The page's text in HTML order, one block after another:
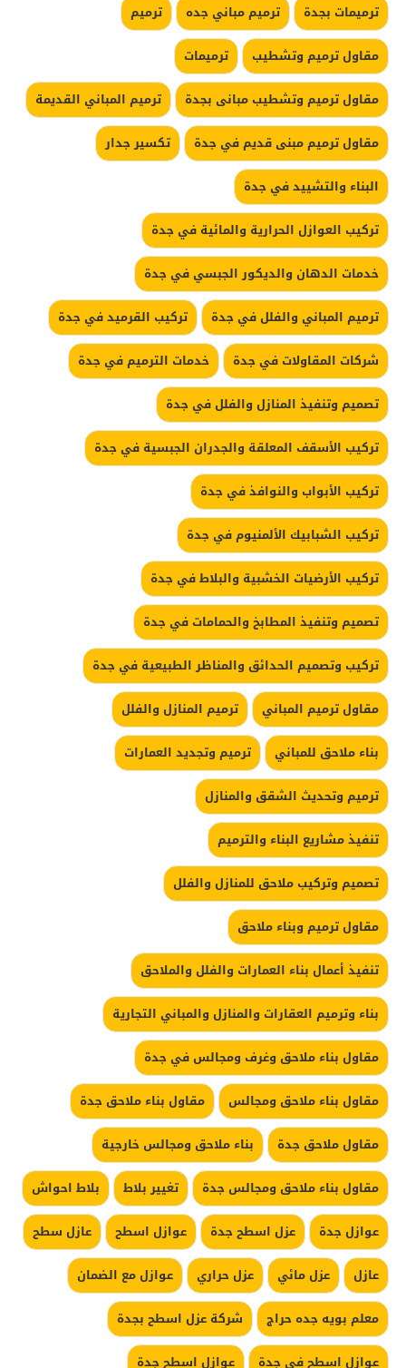
ترميمات بجدة
ترميم مباني جده
ترميم
مقاول ترميم وتشطيب
ترميمات
مقاول ترميم وتشطيب مبانى بجدة
ترميم المباني القديمة
مقاول ترميم مبنى قديم في جدة
تكسير جدار
البناء والتشييد في جدة
تركيب العوازل الحرارية والمائية في جدة
خدمات الدهان والديكور الجبسي في جدة
ترميم المباني والفلل في جدة
تركيب القرميد في جدة
شركات المقاولات في جدة
خدمات الترميم في جدة
تصميم وتنفيذ المنازل والفلل في جدة
تركيب الأسقف المعلقة والجدران الجبسية في جدة
تركيب الأبواب والنوافذ في جدة
تركيب الشبابيك الألمنيوم في جدة
تركيب الأرضيات الخشبية والبلاط في جدة
تصميم وتنفيذ المطابخ والحمامات في جدة
تركيب وتصميم الحدائق والمناظر الطبيعية في جدة
مقاول ترميم المباني
ترميم المنازل والفلل
بناء ملاحق للمباني
ترميم وتجديد العمارات
ترميم وتحديث الشقق والمنازل
تنفيذ مشاريع البناء والترميم
تصميم وتركيب ملاحق للمنازل والفلل
مقاول ترميم وبناء ملاحق
تنفيذ أعمال بناء العمارات والفلل والملاحق
بناء وترميم العقارات والمنازل والمباني التجارية
مقاول بناء ملاحق وغرف ومجالس في جدة
مقاول بناء ملاحق ومجالس
مقاول بناء ملاحق جدة
مقاول ملاحق جدة
بناء ملاحق ومجالس خارجية
مقاول بناء ملاحق ومجالس جدة
تغيير بلاط
بلاط احواش
عوازل جدة
عزل اسطح جدة عوازل اسطح
عازل سطح
عازل
عزل مائي عزل حراري
عوازل مع الضمان
معلم بويه جده حراج
شركة عزل اسطح بجدة
عوازل اسطح في جدة
عوازل اسطح جدة